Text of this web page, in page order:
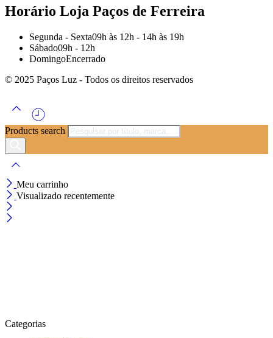
Horário Loja Paços de Ferreira
Segunda - Sexta09h às 12h - 14h às 19h
Sábado09h - 12h
DomingoEncerrado
© 2025 Paços Luz - Todos os direitos reservados
Products search
Meu carrinho
Visualizado recentemente
Categorias